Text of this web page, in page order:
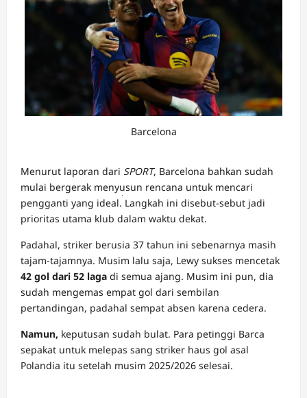
Barcelona
Menurut laporan dari SPORT, Barcelona bahkan sudah
mulai bergerak menyusun rencana untuk mencari
pengganti yang ideal. DOMINOBET
Langkah ini disebut-sebut jadi
prioritas utama klub dalam waktu dekat.
Padahal, striker berusia 37 tahun ini sebenarnya masih
tajam-tajamnya. Musim lalu saja, Lewy sukses mencetak
42 gol dari 52 laga di semua ajang. Musim ini pun, dia
sudah mengemas empat gol dari sembilan
pertandingan, padahal sempat absen karena cedera.
Namun, keputusan sudah bulat. Para petinggi Barca
sepakat untuk melepas sang striker haus gol asal
Polandia itu setelah musim 2025/2026 selesai.